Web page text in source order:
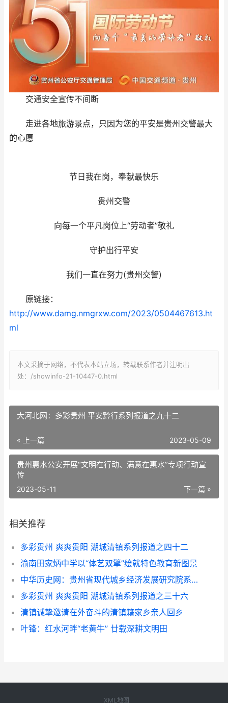
交通安全宣传不间断
走进各地旅游景点，只因为您的平安是贵州交警最大
的心愿
节日我在岗，奉献最快乐
贵州交警
向每一个平凡岗位上“劳动者”敬礼
守护出行平安
我们一直在努力(贵州交警)
原链接：
http://www.damg.nmgrxw.com/2023/0504467613.ht
ml
本文采摘于网络，不代表本站立场，转载联系作者并注明出
处：/showinfo-21-10447-0.html
大河北网：多彩贵州 平安黔行系列报道之九十二
« 上一篇 2023-05-09
贵州惠水公安开展“文明在行动、满意在惠水”专项行动宣
传
下一篇 »
2023-05-11
相关推荐
多彩贵州 爽爽贵阳 湖城清镇系列报道之四十二
渝南田家炳中学以“体艺双擎”绘就特色教育新图景
中华历史网：贵州省现代城乡经济发展研究院系列报道之一
多彩贵州 爽爽贵阳 湖城清镇系列报道之三十六
清镇诚挚邀请在外奋斗的清镇籍家乡亲人回乡
叶锋：红水河畔“老黄牛” 廿载深耕文明田
XML地图